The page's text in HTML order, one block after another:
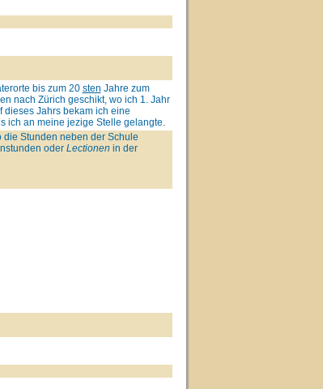
bis zum 20 sten Jahre zum
nach Zürich geschikt, wo ich 1. Jahr
dieses Jahrs bekam ich eine
ich an meine jezige Stelle gelangte.
Stunden neben der Schule
oder Lectionen in der